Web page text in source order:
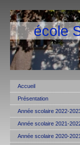
école
Accueil
Présentation
Année scolaire 2022-
Année scolaire 2021-
Année scolaire 2020-2021